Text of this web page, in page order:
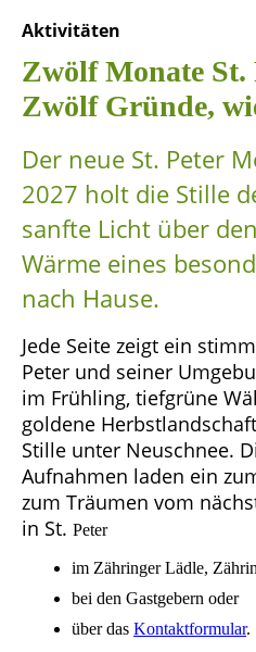
Aktivitäten
Zwölf Monate St.
Zwölf Gründe,
Der neue St. Peter
2027 holt die Stille
sanfte Licht über
Wärme eines
nach Hause.
Jede Seite zeigt ein
Peter und seiner
im Frühling, tiefgrüne
goldene
Stille unter Neuschnee.
Aufnahmen laden ein
zum Träumen vom
in St. Peter
im Zähringer Lädle,
bei den Gastgebern oder
über das Kontaktformular.